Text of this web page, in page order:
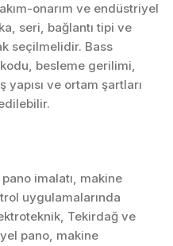
onarım ve endüstriyel
seri, bağlantı tipi ve
seçilmelidir. Bass
besleme gerilimi,
ve ortam şartları
imalatı, makine
uygulamalarında
Tekirdağ ve
pano, makine